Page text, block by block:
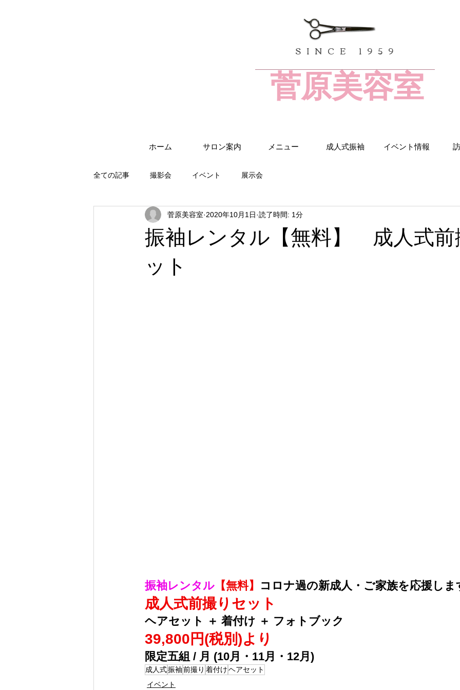
SINCE 1959
菅原美容室
ホーム サロン案内 メニュー 成人式振袖 イベント情報
全ての記事 撮影会 イベント 展示会
振袖レンタル【無料】 成人式前
ット
菅原美容室 2020年10月1日 読了時間: 1分
振袖レンタル 【無料】 コロナ過の新成人・ご家族を応援しま
成人式前撮りセット
ヘアセット ＋ 着付け ＋ フォトブック
39,800円(税別)より
限定五組 / 月 (10月・11月・12月)
成人式振袖前撮り 着付けヘアセット
イベント